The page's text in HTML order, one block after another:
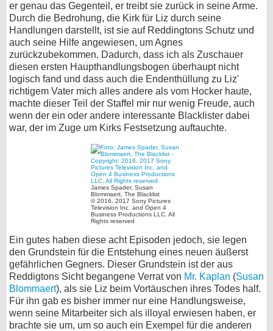
er genau das Gegenteil, er treibt sie zurück in seine Arme.
Durch die Bedrohung, die Kirk für Liz durch seine
Handlungen darstellt, ist sie auf Reddingtons Schutz und
auch seine Hilfe angewiesen, um Agnes
zurückzubekommen. Dadurch, dass ich als Zuschauer
diesen ersten Haupthandlungsbogen überhaupt nicht
logisch fand und dass auch die Endenthüllung zu Liz'
richtigem Vater mich alles andere als vom Hocker haute,
machte dieser Teil der Staffel mir nur wenig Freude, auch
wenn der ein oder andere interessante Blacklister dabei
war, der im Zuge um Kirks Festsetzung auftauchte.
James Spader, Susan
Blommaert, The Blacklist
© 2016, 2017 Sony Pictures
Television Inc. and Open 4
Business Productions LLC. All
Rights reserved
Ein gutes haben diese acht Episoden jedoch, sie legen
den Grundstein für die Entstehung eines neuen äußerst
gefährlichen Gegners. Dieser Grundstein ist der aus
Reddigtons Sicht begangene Verrat von Mr. Kaplan (Susan
Blommaert), als sie Liz beim Vortäuschen ihres Todes half.
Für ihn gab es bisher immer nur eine Handlungsweise,
wenn seine Mitarbeiter sich als illoyal erwiesen haben, er
brachte sie um, um so auch ein Exempel für die anderen